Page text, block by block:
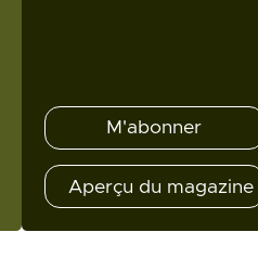
M'abonner
Aperçu du magazine